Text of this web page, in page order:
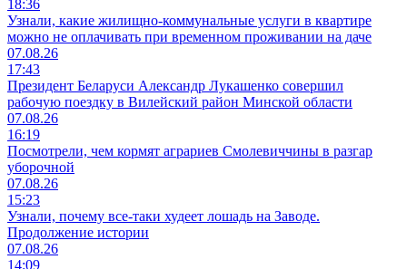
18:36
Узнали, какие жилищно-коммунальные услуги в квартире
можно не оплачивать при временном проживании на даче
07.08.26
17:43
Президент Беларуси Александр Лукашенко совершил
рабочую поездку в Вилейский район Минской области
07.08.26
16:19
Посмотрели, чем кормят аграриев Смолевиччины в разгар
уборочной
07.08.26
15:23
Узнали, почему все-таки худеет лошадь на Заводе.
Продолжение истории
07.08.26
14:09